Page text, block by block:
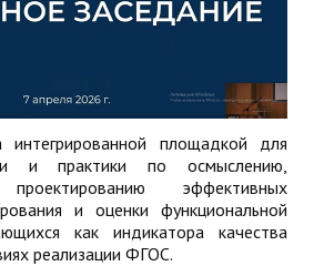
интегрированной площадкой для
и практики по осмыслению,
эффективных
и оценки функциональной
как индикатора качества
реализации ФГОС.